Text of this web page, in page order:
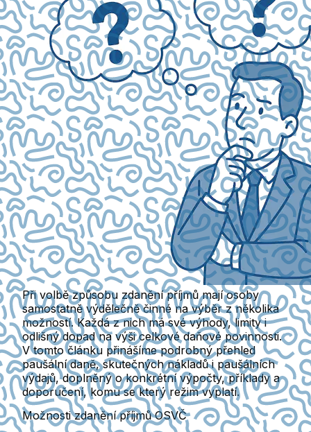
Při volbě způsobu zdanění příjmů mají osoby
samostatně výdělečně činné na výběr z několika
možností. Každá z nich má své výhody, limity i
odlišný dopad na výši celkové daňové povinnosti.
V tomto článku přinášíme podrobný přehled
paušální daně, skutečných nákladů i paušálních
výdajů, doplněný o konkrétní výpočty, příklady a
doporučení, komu se který režim vyplatí.
Možnosti zdanění příjmů OSVČ